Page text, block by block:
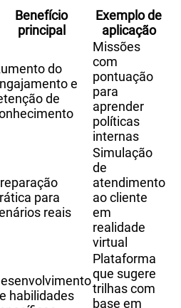
Benefício
principal
Exemplo de
aplicação
do
e
de
Missões
com
pontuação
para
aprender
políticas
internas
para
reais
Simulação
de
atendimento
ao cliente
em
realidade
virtual
habilidades
Plataforma
que sugere
trilhas com
base em